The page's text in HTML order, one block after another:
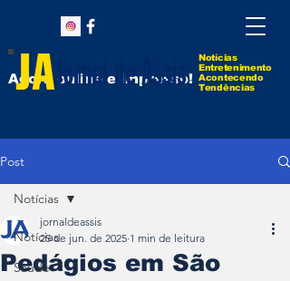
Notícias
Entretenimento
Acontecendo
Tendências
Agora online e impresso!
Post
Notícias
Saúde
Notícias
Pedágios em São
jornaldeassis
25 de jun. de 2025 1 min de leitura